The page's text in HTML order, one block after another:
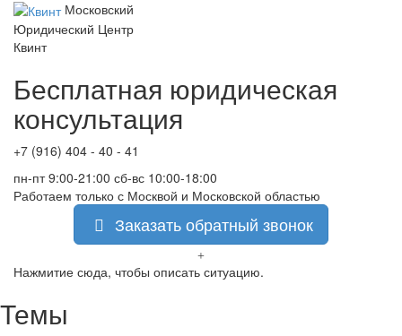
Московский
Юридический Центр
Квинт
Бесплатная юридическая
консультация
+7 (916) 404 - 40 - 41
пн-пт 9:00-21:00 сб-вс 10:00-18:00
Работаем только с Москвой и Московской областью
Заказать обратный звонок
Нажмитие сюда, чтобы описать ситуацию.
Темы